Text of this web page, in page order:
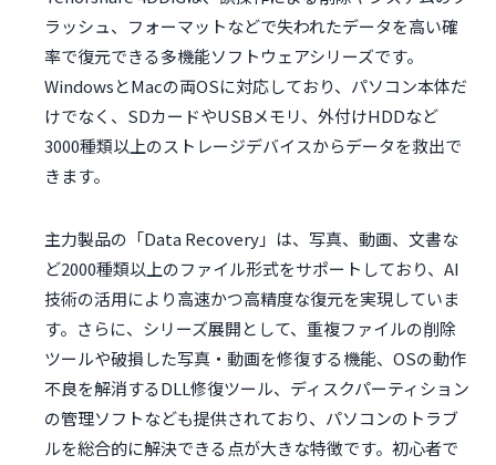
ラッシュ、フォーマットなどで失われたデータを高い確
率で復元できる多機能ソフトウェアシリーズです。
WindowsとMacの両OSに対応しており、パソコン本体だ
けでなく、SDカードやUSBメモリ、外付けHDDなど
3000種類以上のストレージデバイスからデータを救出で
きます。
主力製品の「Data Recovery」は、写真、動画、文書な
ど2000種類以上のファイル形式をサポートしており、AI
技術の活用により高速かつ高精度な復元を実現していま
す。さらに、シリーズ展開として、重複ファイルの削除
ツールや破損した写真・動画を修復する機能、OSの動作
不良を解消するDLL修復ツール、ディスクパーティション
の管理ソフトなども提供されており、パソコンのトラブ
ルを総合的に解決できる点が大きな特徴です。初心者で